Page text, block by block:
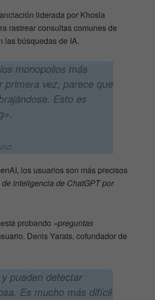
liderada por Khosla
rastrear consultas comunes de
las búsquedas de IA.
monopolios más
primera vez, parece que
Esto es
los usuarios son más precisos
inteligencia de ChatGPT por
probando «preguntas
Denis Yarats, cofundador de
pueden detectar
Es mucho más difícil